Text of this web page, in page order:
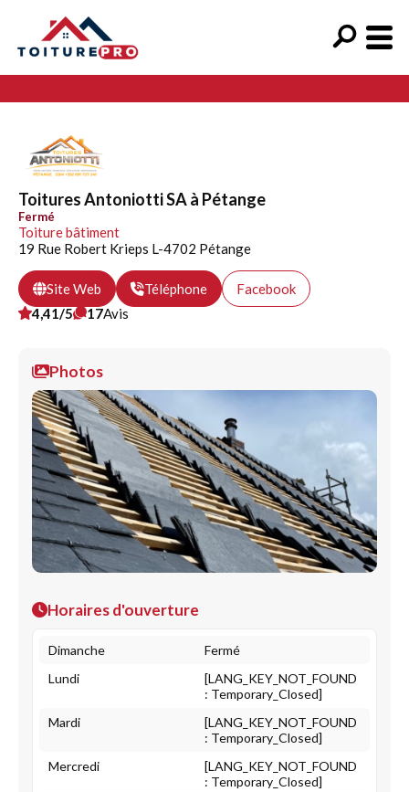
Toitures Antoniotti SA à Pétange
Fermé
Toiture bâtiment
19 Rue Robert Krieps L-4702 Pétange
Site Web Téléphone
Facebook
4,41/5
17Avis
Photos
Horaires d'ouverture
Dimanche
Fermé
Lundi
[LANG_KEY_NOT_FOUND
: Temporary_Closed]
Mardi
[LANG_KEY_NOT_FOUND
: Temporary_Closed]
Mercredi
[LANG_KEY_NOT_FOUND
: Temporary_Closed]